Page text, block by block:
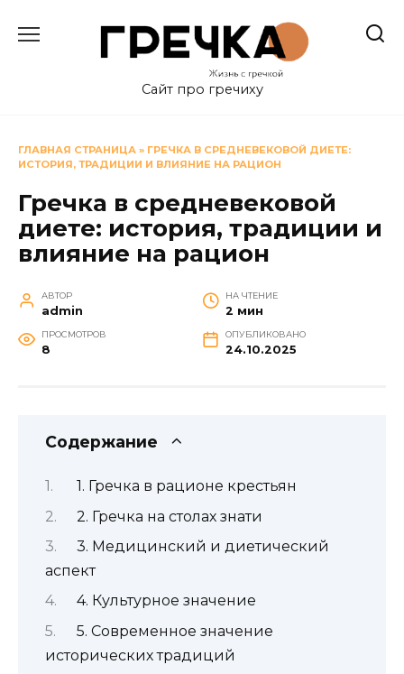
Сайт про гречиху
ГЛАВНАЯ СТРАНИЦА » ГРЕЧКА В СРЕДНЕВЕКОВОЙ ДИЕТЕ:
ИСТОРИЯ, ТРАДИЦИИ И ВЛИЯНИЕ НА РАЦИОН
Гречка в средневековой
диете: история, традиции и
влияние на рацион
АВТОР
admin
НА ЧТЕНИЕ
2 мин
ПРОСМОТРОВ
8
ОПУБЛИКОВАНО
24.10.2025
Содержание
1. Гречка в рационе крестьян
2. Гречка на столах знати
3. Медицинский и диетический
аспект
4. Культурное значение
5. Современное значение
исторических традиций